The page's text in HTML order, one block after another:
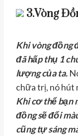
3.Vòng
Khi vòng đồng
đã hấp thụ 1
lượng của ta.
chữa trị, nó hút
Khi cơ thể bạn
đồng sẽ đổi
cũng tự sáng